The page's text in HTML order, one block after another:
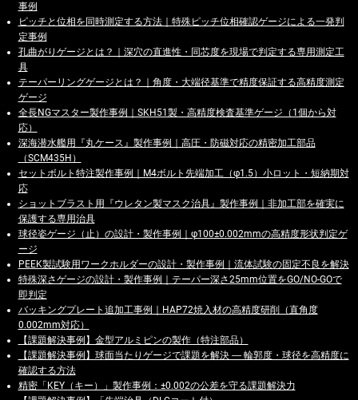
事例
ピッチと位相を同時測定する方法｜特殊ピッチ位相確認ゲージによる一発判
定事例
孔曲がりゲージとは？｜深穴の直進性・同芯度を現場で判定する専用測定工
具
テーパーリングゲージとは？｜角度・大端径基準で精度保証する高精度測定
ゲージ
全長NGマスター製作事例｜SKH51製・高精度検査基準ゲージ（1個から対
応）
深海潜水艦用『丸ケース』製作事例｜高圧・防磁対応の精密加工部品
（SCM435H）
セットボルト特注製作事例｜M4ボルト先端加工（φ1.5）小ロット・短納期対
応
ショットブラスト用『ウレタン製マスク治具』製作事例｜非加工部を確実に
保護する専用治具
球径姿ゲージ（止）の設計・製作事例｜φ100±0.002mmの高精度形状判定ゲ
ージ
PEEK製試験用ワークホルダーの設計・製作事例｜流体試験の固定不良を解決
特殊深さゲージの設計・製作事例｜テーパー深さ25mm位置をGO/NO-GOで
即判定
バッキングプレート追加工事例｜HAP72焼入材の高精度研削（直角度
0.002mm対応）
【課題解決事例】金型アルミピンの製作（特注部品）
【課題解決事例】球面当たりゲージで課題を解決 ― 輪郭度・球径を高精度に
確認する方法
精密「KEY（キー）」製作事例：±0.002の公差を守る課題解決力